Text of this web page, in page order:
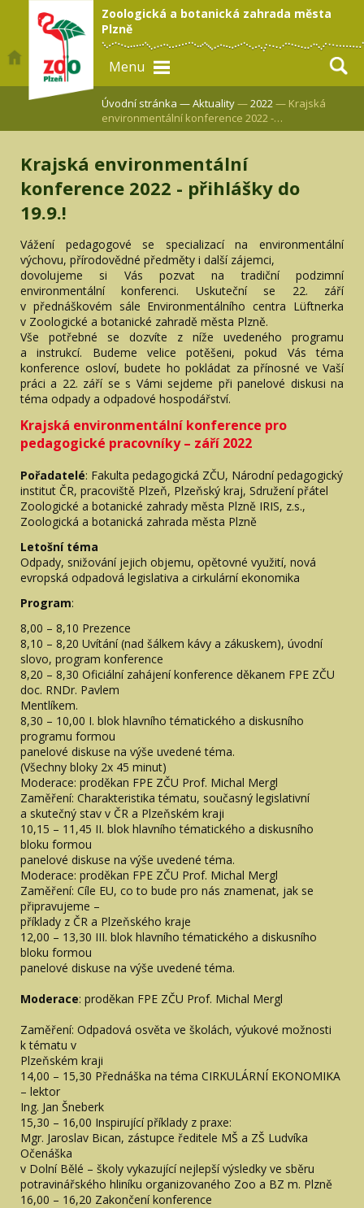
Zoologická a botanická zahrada města
Plzně
Menu
Úvodní stránka —Aktuality—2022— Krajská
environmentální konference 2022 -…
Krajská environmentální
konference 2022 - přihlášky do
19.9.!
Vážení pedagogové se specializací na environmentální
výchovu, přírodovědné předměty i další zájemci,
dovolujeme si Vás pozvat na tradiční podzimní
environmentální konferenci. Uskuteční se 22. září
v přednáškovém sále Environmentálního centra Lüftnerka
v Zoologické a botanické zahradě města Plzně.
Vše potřebné se dozvíte z níže uvedeného programu
a instrukcí. Budeme velice potěšeni, pokud Vás téma
konference osloví, budete ho pokládat za přínosné ve Vaší
práci a 22. září se s Vámi sejdeme při panelové diskusi na
téma odpady a odpadové hospodářství.
Krajská environmentální konference pro
pedagogické pracovníky – září 2022
Pořadatelé: Fakulta pedagogická ZČU, Národní pedagogický
institut ČR, pracoviště Plzeň, Plzeňský kraj, Sdružení přátel
Zoologické a botanické zahrady města Plzně IRIS, z.s.,
Zoologická a botanická zahrada města Plzně
Letošní téma
Odpady, snižování jejich objemu, opětovné využití, nová
evropská odpadová legislativa a cirkulární ekonomika
Program:
8,00 – 8,10 Prezence
8,10 – 8,20 Uvítání (nad šálkem kávy a zákuskem), úvodní
slovo, program konference
8,20 – 8,30 Oficiální zahájení konference děkanem FPE ZČU
doc. RNDr. Pavlem
Mentlíkem.
8,30 – 10,00 I. blok hlavního tématického a diskusního
programu formou
panelové diskuse na výše uvedené téma.
(Všechny bloky 2x 45 minut)
Moderace: proděkan FPE ZČU Prof. Michal Mergl
Zaměření: Charakteristika tématu, současný legislativní
a skutečný stav v ČR a Plzeňském kraji
10,15 – 11,45 II. blok hlavního tématického a diskusního
bloku formou
panelové diskuse na výše uvedené téma.
Moderace: proděkan FPE ZČU Prof. Michal Mergl
Zaměření: Cíle EU, co to bude pro nás znamenat, jak se
připravujeme –
příklady z ČR a Plzeňského kraje
12,00 – 13,30 III. blok hlavního tématického a diskusního
bloku formou
panelové diskuse na výše uvedené téma.
Moderace: proděkan FPE ZČU Prof. Michal Mergl
Zaměření: Odpadová osvěta ve školách, výukové možnosti
k tématu v
Plzeňském kraji
14,00 – 15,30 Přednáška na téma CIRKULÁRNÍ EKONOMIKA
– lektor
Ing. Jan Šneberk
15,30 – 16,00 Inspirující příklady z praxe:
Mgr. Jaroslav Bican, zástupce ředitele MŠ a ZŠ Ludvíka
Očenáška
v Dolní Bělé – školy vykazující nejlepší výsledky ve sběru
potravinářského hliníku organizovaného Zoo a BZ m. Plzně
16,00 – 16,20 Zakončení konference